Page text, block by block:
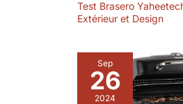
Test Brasero
Extérieur et Design
Sep
26
2024